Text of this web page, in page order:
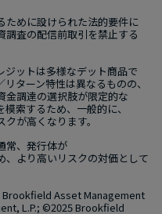
ために​設けられた​法的要件に​
査の​配信前取引を​禁止する​
ットは​多様な​デット商品で​
ターン特性は​異なる​ものの、​
金調達の​選択肢が​限定的な​
索する​ため、​一般的に、​
が​高くなります。
常、​発行体が​
、​より​高いリスクの​対価と​して​
Asset Management
L.P.; ©2025 Brookfield